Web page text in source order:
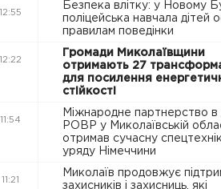
12:55
Безпека влітку: у Новому
поліцейська навчала дітей
правилам поведінки
12:22
Громади Миколаївщини
отримають 27
для посилення
стійкості
11:54
Міжнародне партнерство в
РОВР у Миколаївській
отримав сучасну
уряду Німеччини
11:21
Миколаїв продовжує
захисників і захисниць, які